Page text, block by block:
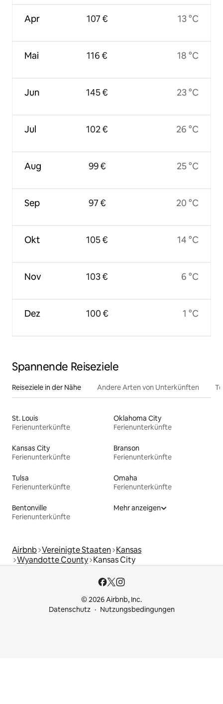
Apr
Mai
Jun
Jul
Aug
Sep
Okt
Nov
Dez
107 €
116 €
145 €
102 €
99 €
97 €
105 €
103 €
100 €
13 °C
18 °C
23 °C
26 °C
25 °C
20 °C
14 °C
6 °C
1 °C
Spannende Reiseziele
Reiseziele in der Nähe Andere Arten von Unterkünften
St. Louis
Ferienunterkünfte
Oklahoma City
Ferienunterkünfte
Kansas City
Ferienunterkünfte
Branson
Ferienunterkünfte
Tulsa
Ferienunterkünfte
Omaha
Ferienunterkünfte
Bentonville
Ferienunterkünfte
Mehr anzeigen
Airbnb Vereinigte Staaten Kansas
Wyandotte County Kansas City
© 2026 Airbnb, Inc.
Datenschutz
Nutzungsbedingungen